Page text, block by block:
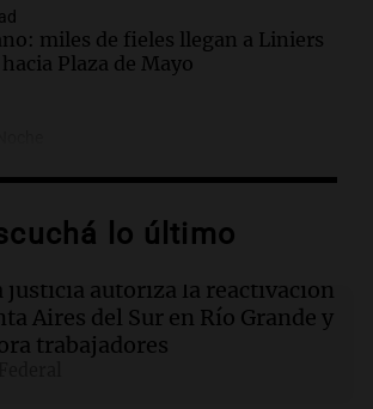
miles de fieles llegan a Liniers
Plaza de Mayo
se venera todos los 7 de agosto
de la Cerveza: 3 claves para
máximo
por subas de 500% en
lo último
justicia autoriza la reactivación
Aires del Sur en Río Grande y
trabajadores